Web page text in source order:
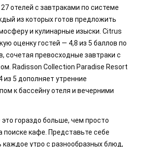
отелей с завтраками по системе
из которых готов предложить
и кулинарные изыски. Citrus
оценку гостей — 4,8 из 5 баллов по
сочетая превосходные завтраки с
Radisson Collection Paradise Resort
из 5 дополняет утренние
к бассейну отеля и вечерними
гораздо больше, чем просто
поиске кафе. Представьте себе
утро с разнообразных блюд,